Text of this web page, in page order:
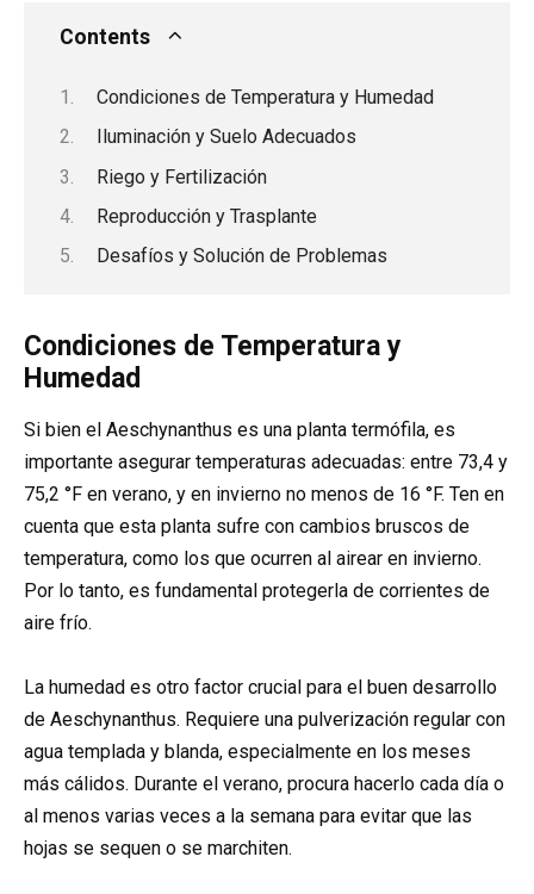
Contents
Condiciones de Temperatura y Humedad
Iluminación y Suelo Adecuados
Riego y Fertilización
Reproducción y Trasplante
Desafíos y Solución de Problemas
Condiciones de Temperatura y
Humedad
Si bien el Aeschynanthus es una planta termófila, es
importante asegurar temperaturas adecuadas: entre 73,4 y
75,2 °F en verano, y en invierno no menos de 16 °F. Ten en
cuenta que esta planta sufre con cambios bruscos de
temperatura, como los que ocurren al airear en invierno.
Por lo tanto, es fundamental protegerla de corrientes de
aire frío.
La humedad es otro factor crucial para el buen desarrollo
de Aeschynanthus. Requiere una pulverización regular con
agua templada y blanda, especialmente en los meses
más cálidos. Durante el verano, procura hacerlo cada día o
al menos varias veces a la semana para evitar que las
hojas se sequen o se marchiten.